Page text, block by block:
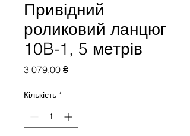
Привідний
роликовий ланцюг
10B-1, 5 метрів
3 079,00 ₴Ціна
Кількість *